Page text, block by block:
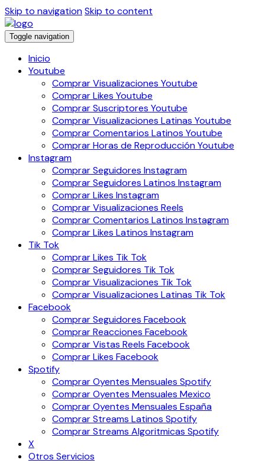
Skip to navigationSkip to content
Toggle navigation
Inicio
Youtube
Comprar Visualizaciones Youtube
Comprar Likes Youtube
Comprar Suscriptores Youtube
Comprar Visualizaciones Latinas Youtube
Comprar Comentarios Latinos Youtube
Comprar Horas de Reproducción Youtube
Instagram
Comprar Seguidores Instagram
Comprar Seguidores Latinos Instagram
Comprar Likes Instagram
Comprar Visualizaciones Reels
Comprar Comentarios Latinos Instagram
Comprar Likes Latinos Instagram
Tik Tok
Comprar Likes Tik Tok
Comprar Seguidores Tik Tok
Comprar Visualizaciones Tik Tok
Comprar Visualizaciones Latinas Tik Tok
Facebook
Comprar Seguidores Facebook
Comprar Reacciones Facebook
Comprar Vistas Reels Facebook
Comprar Likes Facebook
Spotify
Comprar Oyentes Mensuales Spotify
Comprar Oyentes Mensuales Mexico
Comprar Oyentes Mensuales España
Comprar Streams Latinos Spotify
Comprar Streams Algoritmicas Spotify
X
Otros Servicios